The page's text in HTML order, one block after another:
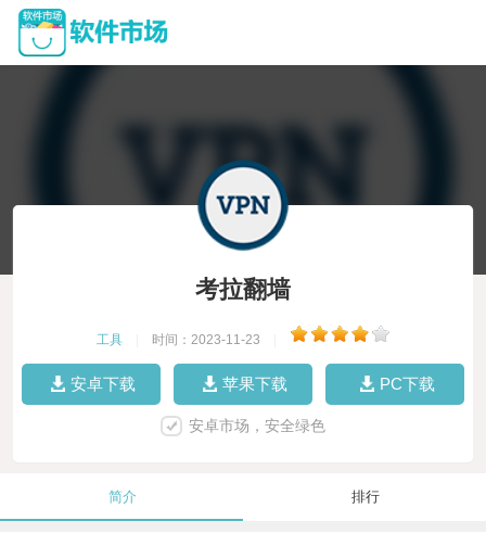
考拉翻墙
工具 时间：2023-11-23
安卓下载 苹果下载 PC下载
安卓市场，安全绿色
简介 排行